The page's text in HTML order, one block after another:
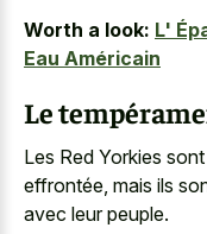
Worth a look: L'
Eau Américain
Le
Les Red Yorkies
effrontée, mais ils
avec leur peuple.